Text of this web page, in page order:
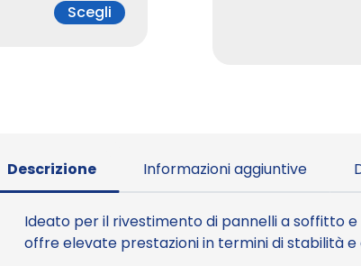
Scegli
Descrizione Informazioni aggiuntive
Ideato per il rivestimento di pannelli a soffitto
offre elevate prestazioni in termini di stabilità e